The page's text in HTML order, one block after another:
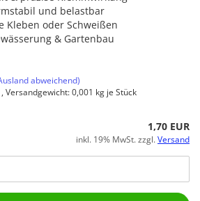
und belastbar
Kleben oder Schweißen
& Gartenbau
abweichend)
Versandgewicht:0,001 kg je Stück
1,70 EUR
inkl. 19% MwSt. zzgl.Versand